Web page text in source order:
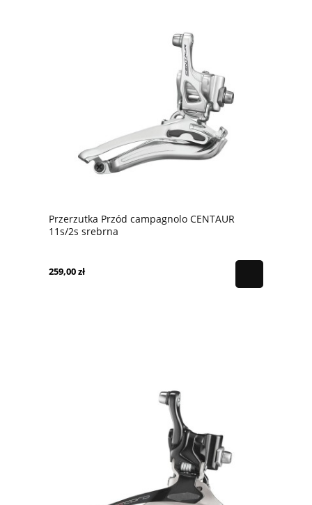
Przerzutka Przód campagnolo CENTAUR
11s/2s srebrna
259,00 zł